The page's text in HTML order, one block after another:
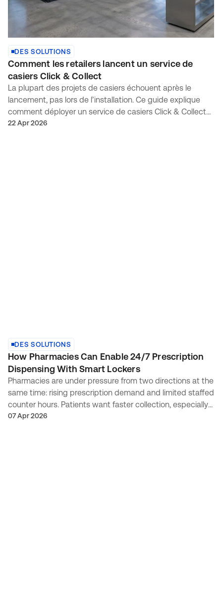
DES SOLUTIONS
Comment les retailers lancent un service de
casiers Click & Collect
La plupart des projets de casiers échouent après le
lancement, pas lors de l’installation. Ce guide explique
comment déployer un service de casiers Click & Collect
avec le bon logiciel de casiers Click & Collect, des
22 Apr 2026
DES SOLUTIONS
How Pharmacies Can Enable 24/7 Prescription
Dispensing With Smart Lockers
Pharmacies are under pressure from two directions at the
same time: rising prescription demand and limited staffed
counter hours. Patients want faster collection, especially
outside traditional opening times, w...
07 Apr 2026